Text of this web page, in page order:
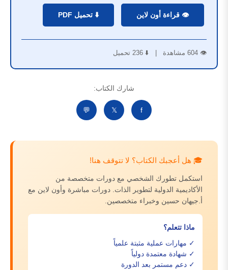
👁️ قراءة أون لاين ⬇️ تحميل PDF
👁️ 604 مشاهدة | ⬇️ 236 تحميل
شارك الكتاب:
f
𝕏
💬
🎓 هل أعجبك الكتاب؟ لا تتوقف هنا!
استكمل تطورك الشخصي مع دورات متخصصة من
الأكاديمية الدولية لتطوير الذات. دورات مباشرة وأون لاين مع
أ.جيهان حسين وخبراء متخصصين.
ماذا تتعلم؟
✓ مهارات عملية مثبتة علمياً
✓ شهادة معتمدة دولياً
✓ دعم مستمر بعد الدورة